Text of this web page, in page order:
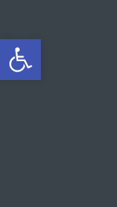
Ouvrir la barre d’outils